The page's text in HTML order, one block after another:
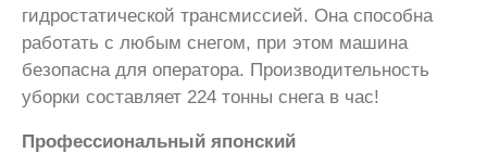
гидростатической трансмиссией. Она способна
работать с любым снегом, при этом машина
безопасна для оператора. Производительность
уборки составляет 224 тонны снега в час!
Профессиональный японский